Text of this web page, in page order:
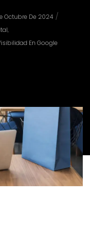
Octubre De 2024/
,
En Google